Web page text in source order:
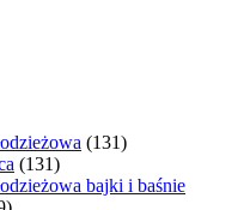
(131)
(131)
bajki i baśnie